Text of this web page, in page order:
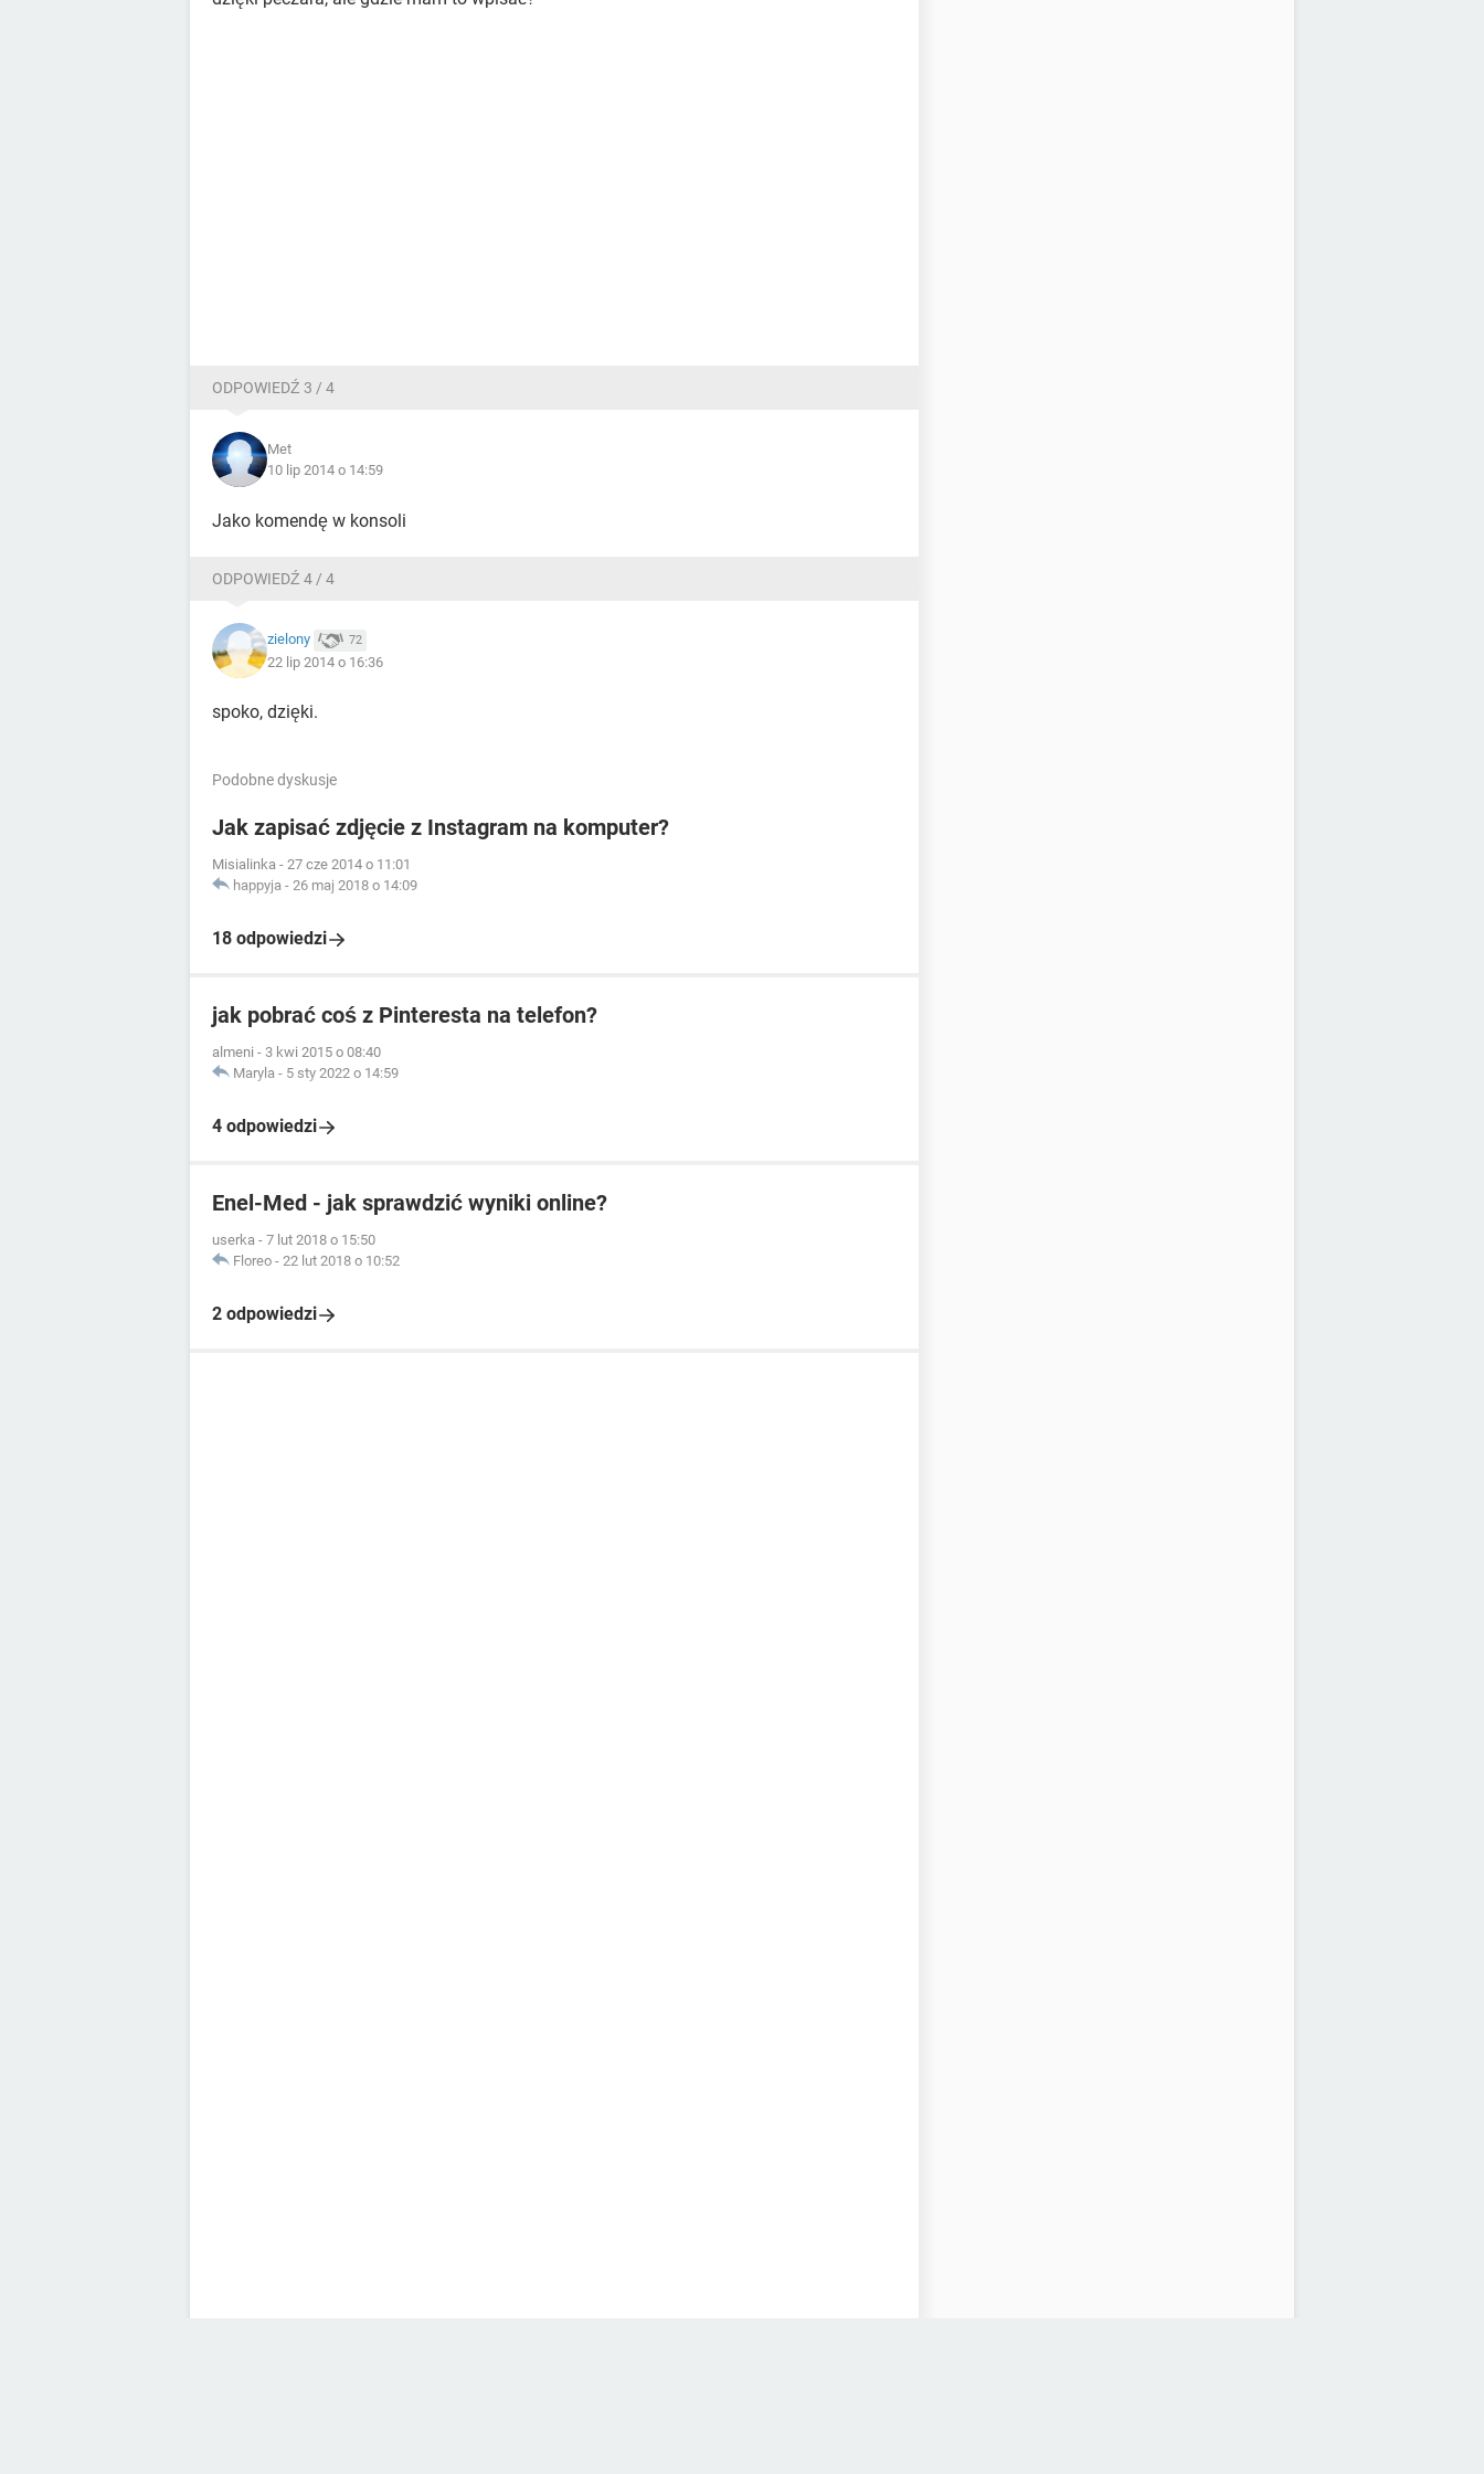
ODPOWIEDŹ 3 / 4
Met
10 lip 2014 o 14:59
Jako komendę w konsoli
ODPOWIEDŹ 4 / 4
zielony 72
22 lip 2014 o 16:36
spoko, dzięki.
Podobne dyskusje
Jak zapisać zdjęcie z Instagram na komputer?
Misialinka - 27 cze 2014 o 11:01
happyja - 26 maj 2018 o 14:09
18 odpowiedzi
jak pobrać coś z Pinteresta na telefon?
almeni - 3 kwi 2015 o 08:40
Maryla - 5 sty 2022 o 14:59
4 odpowiedzi
Enel-Med - jak sprawdzić wyniki online?
userka - 7 lut 2018 o 15:50
Floreo - 22 lut 2018 o 10:52
2 odpowiedzi